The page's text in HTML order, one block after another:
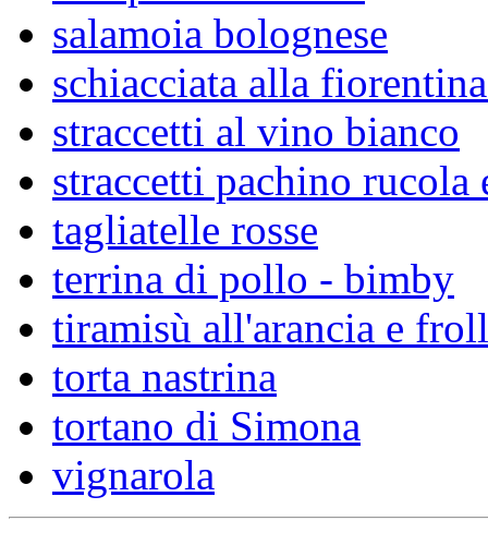
salamoia bolognese
schiacciata alla
straccetti al vino bianco
straccetti pachino rucola
tagliatelle rosse
terrina di pollo - bimby
tiramisù all'arancia e
torta nastrina
tortano di Simona
vignarola